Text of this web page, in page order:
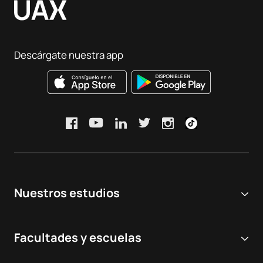
Nuestros estudios
Grados Universitarios
Facultades y escuelas
Descárgate nuestra app